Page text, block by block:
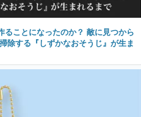
ことになったのか？ 敵に見つから
除する『しずかなおそうじ』が生ま